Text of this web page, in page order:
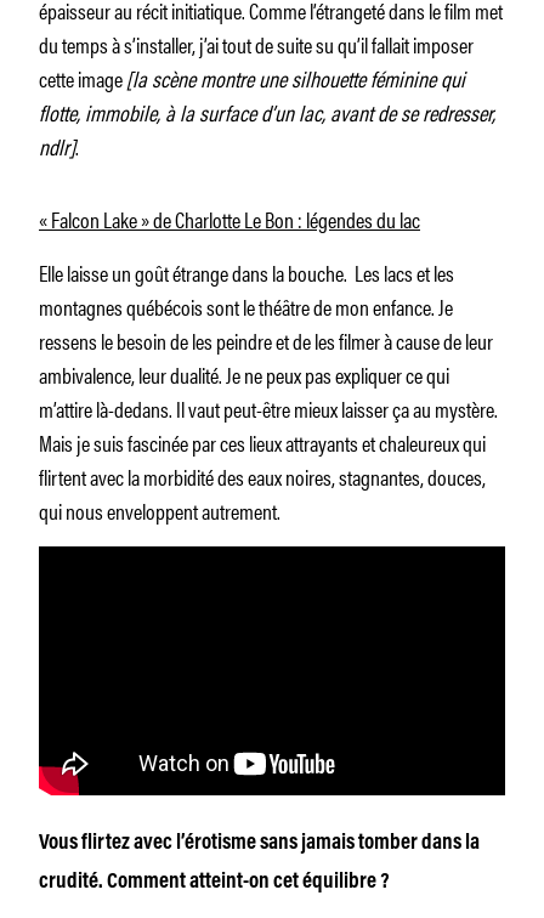
épaisseur au récit initiatique. Comme l’étrangeté dans le film met
du temps à s’installer, j’ai tout de suite su qu’il fallait imposer
cette image[la scène montre une silhouette féminine qui
flotte, immobile, à la surface d’un lac, avant de se redresser,
ndlr].
« Falcon Lake » de Charlotte Le Bon : légendes du lac
Elle laisse un goût étrange dans la bouche. Les lacs et les
montagnes québécois sont le théâtre de mon enfance. Je
ressens le besoin de les peindre et de les filmer à cause de leur
ambivalence, leur dualité. Je ne peux pas expliquer ce qui
m’attire là-dedans. Il vaut peut-être mieux laisser ça au mystère.
Mais je suis fascinée par ces lieux attrayants et chaleureux qui
flirtent avec la morbidité des eaux noires, stagnantes, douces,
qui nous enveloppent autrement.
Vous flirtez avec l’érotisme sans jamais tomber dans la
crudité. Comment atteint-on cet équilibre ?